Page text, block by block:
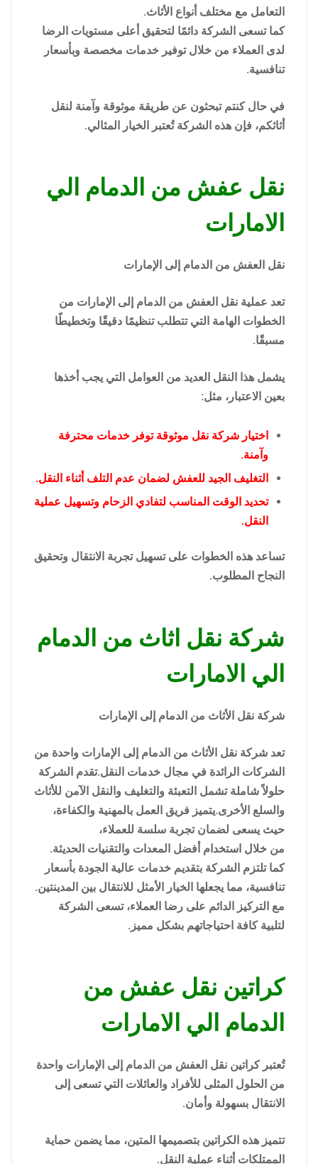
التعامل مع مختلف أنواع الأثاث.
كما تسعى الشركة دائمًا لتحقيق أعلى مستويات الرضا
لدى العملاء من خلال توفير خدمات مخصصة وبأسعار
تنافسية.
في حال كنتم تبحثون عن طريقة موثوقة وآمنة لنقل
أثاثكم، فإن هذه الشركة تُعتبر الخيار المثالي.
نقل عفش من الدمام الي
الامارات
نقل العفش من الدمام إلى الإمارات
تعد عملية نقل العفش من الدمام إلى الإمارات من
الخطوات الهامة التي تتطلب تنظيمًا دقيقًا وتخطيطًا
مسبقًا.
يشمل هذا النقل العديد من العوامل التي يجب أخذها
بعين الاعتبار، مثل:
اختيار شركة نقل موثوقة توفر خدمات محترفة
وآمنة.
التغليف الجيد للعفش لضمان عدم التلف أثناء النقل.
تحديد الوقت المناسب لتفادي الزحام وتسهيل عملية
النقل.
تساعد هذه الخطوات على تسهيل تجربة الانتقال وتحقيق
النجاح المطلوب.
شركة نقل اثاث من الدمام
الي الامارات
شركة نقل الأثاث من الدمام إلى الإمارات
تعد شركة نقل الأثاث من الدمام إلى الإمارات واحدة من
الشركات الرائدة في مجال خدمات النقل.تقدم الشركة
حلولاً شاملة تشمل التعبئة والتغليف والنقل الآمن للأثاث
والسلع الأخرى.يتميز فريق العمل بالمهنية والكفاءة،
حيث يسعى لضمان تجربة سلسة للعملاء،
من خلال استخدام أفضل المعدات والتقنيات الحديثة.
كما تلتزم الشركة بتقديم خدمات عالية الجودة بأسعار
تنافسية، مما يجعلها الخيار الأمثل للانتقال بين المدينتين.
مع التركيز الدائم على رضا العملاء، تسعى الشركة
لتلبية كافة احتياجاتهم بشكل مميز.
كراتين نقل عفش من
الدمام الي الامارات
تُعتبر كراتين نقل العفش من الدمام إلى الإمارات واحدة
من الحلول المثلى للأفراد والعائلات التي تسعى إلى
الانتقال بسهولة وأمان.
تتميز هذه الكراتين بتصميمها المتين، مما يضمن حماية
الممتلكات أثناء عملية النقل.